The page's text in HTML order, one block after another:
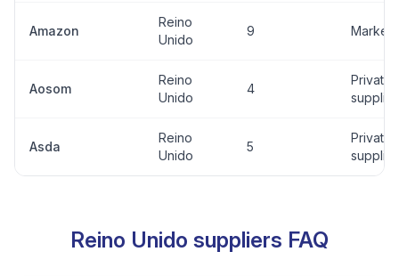
Amazon
Reino
Unido
9
Aosom
Reino
Unido
4
Private
supplier
Asda
Reino
Unido
5
Private
supplier
Reino Unido suppliers FAQ